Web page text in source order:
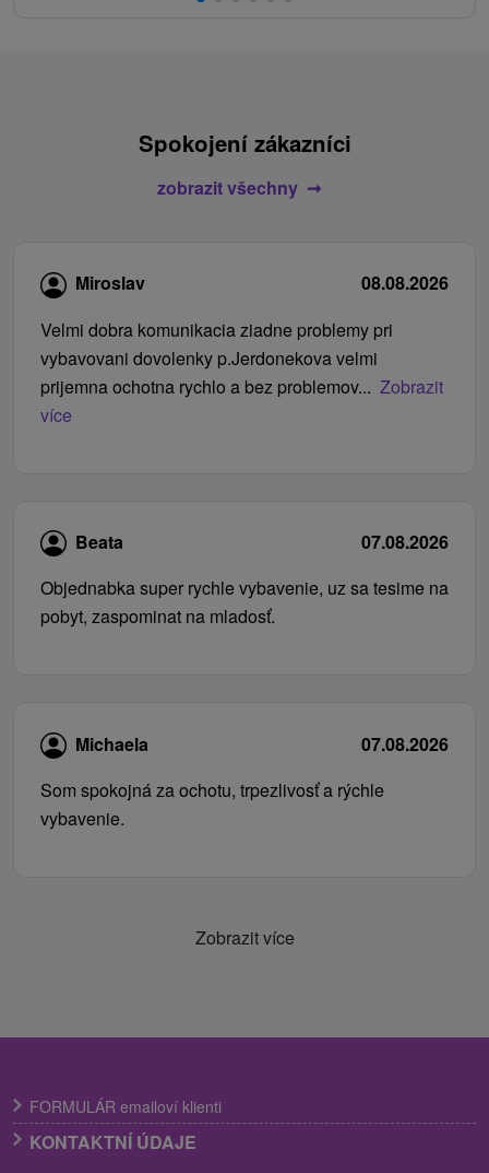
Spokojení zákazníci
zobrazit všechny
Miroslav
08.08.2026
Velmi dobra komunikacia ziadne problemy pri
vybavovani dovolenky p.Jerdonekova velmi
prijemna ochotna rychlo a bez problemov... Zobrazit
více
Beata
07.08.2026
Objednabka super rychle vybavenie, uz sa tesime na
pobyt, zaspominat na mladosť.
Michaela
07.08.2026
Som spokojná za ochotu, trpezlivosť a rýchle
vybavenie.
Zobrazit více
FORMULÁR emailoví klienti
KONTAKTNÍ ÚDAJE